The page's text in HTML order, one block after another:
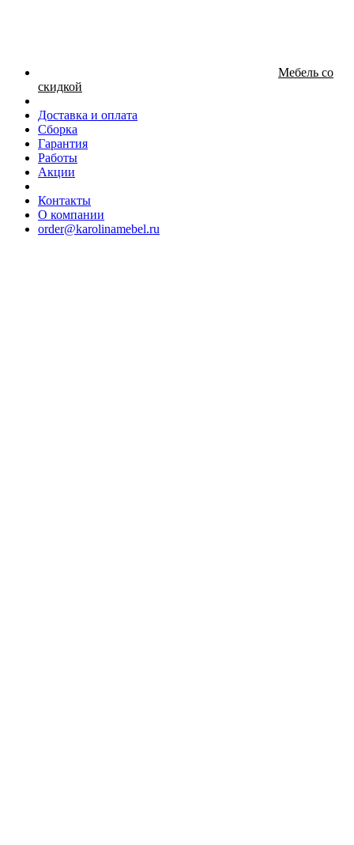
Мебель со
скидкой
Доставка и оплата
Сборка
Гарантия
Работы
Акции
Контакты
О компании
order@karolinamebel.ru